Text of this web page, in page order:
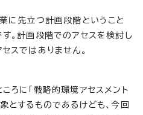
に先立つ計画段階ということ
。計画段階でのアセスを検討し
スではありません。
ろに「戦略的環境アセスメント
とするものであるけども、今回